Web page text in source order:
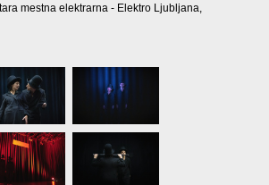
mestna elektrarna - Elektro Ljubljana,